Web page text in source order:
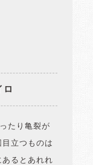
たり亀裂が
立つものは
るとあれれ